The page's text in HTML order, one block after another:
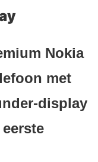
Nokia
met
display